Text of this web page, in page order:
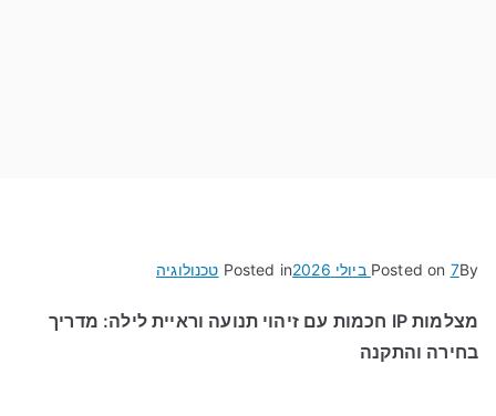
By
Posted on 7 ביולי 2026 Posted in טכנולוגיה
מצלמות IP חכמות עם זיהוי תנועה וראיית לילה: מדריך
בחירה והתקנה